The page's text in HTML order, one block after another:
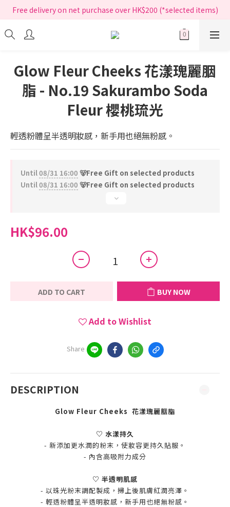
指定正價產品買滿$200享免運費
Free delivery on net purchase over HK$200 (*selected items)
指定正價產品買滿$200享免運費
Glow Fleur Cheeks 花漾瑰麗胭
脂 - No.19 Sakurambo Soda
Fleur 櫻桃琉光
輕透粉體呈半透明妝感，新手用也絕無粉感。
Until08/31 16:00 🐻Free Gift on selected products
Until08/31 16:00 🐻Free Gift on selected products
HK$96.00
ADD TO CART BUY NOW
Add to Wishlist
Share
DESCRIPTION
Glow Fleur Cheeks 花漾瑰麗胭脂
♡ 水漾持久
- 新添加更水潤的粉末，使妝容更持久貼服。
- 內含高吸附力成分
♡ 半透明肌感
- 以珠光粉末調配製成，掃上後肌膚紅潤亮澤。
- 輕透粉體呈半透明妝感，新手用也絕無粉感。